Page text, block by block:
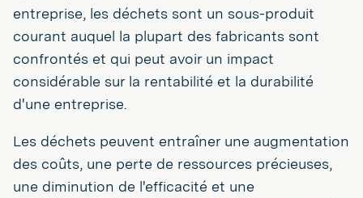
entreprise, les déchets sont un sous-produit
courant auquel la plupart des fabricants sont
confrontés et qui peut avoir un impact
considérable sur la rentabilité et la durabilité
d'une entreprise.
Les déchets peuvent entraîner une augmentation
des coûts, une perte de ressources précieuses,
une diminution de l'efficacité et une